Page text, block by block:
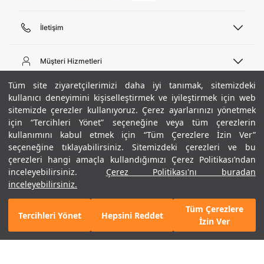
Tüm site ziyaretçilerimizi daha iyi tanımak, sitemizdeki
kullanıcı deneyimini kişiselleştirmek ve iyileştirmek için web
sitemizde çerezler kullanıyoruz. Çerez ayarlarınızı yönetmek
için “Tercihleri Yönet” seçeneğine veya tüm çerezlerin
kullanımını kabul etmek için “Tüm Çerezlere İzin Ver”
seçeneğine tıklayabilirsiniz. Sitemizdeki çerezleri ve bu
çerezleri hangi amaçla kullandığımızı Çerez Politikası’ndan
inceleyebilirsiniz.
Çerez Politikası'nı buradan
inceleyebilirsiniz.
Tercihleri Yönet Hepsini Reddet
Tüm Çerezlere
İzin Ver
5.390 TL
%50
SEPETE EKLE
İletişim
444 02 00
Pazartesi - Cuma 09:00 - 18:00
E-posta
bilgi@underarmour.com
Müşteri Hizmetleri
Sipariş Sorgulama
Bize Ulaşın
Teslimat Bilgileri
İşlem Rehberi
İade ve Değişimler
Sıkça Sorulan Sorular
Beden Rehberi
Site Haritası
Hakkımızda
Ticari Bilgiler
Hükümler ve Koşullar
Gizlilik Politikası
Çerez Politikası
Kariyer
ETBİS
UA Sosyal Medya
Instagram
Facebook
Twitter
Popüler Kategoriler
Erkek Basketbol Ayakkabısı
Çocuk Basketbol Ayakkabısı
Erkek Eşofman
Kadın Tayt